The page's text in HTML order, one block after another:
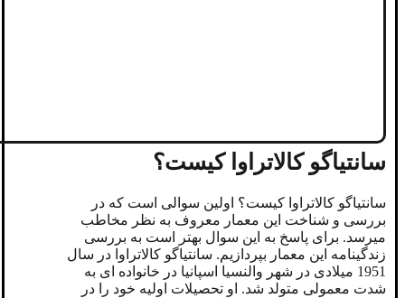
سانتیاگو کالاتراوا کیست؟
سانتیاگو کالاتراوا کیست؟ اولین سوالی است که در
بررسی و شناخت این معمار معروف به نظر مخاطب
میرسد. برای پاسخ به این سوال بهتر است به بررسی
زندگینامه این معمار بپردازیم. سانتیاگو کالاتراوا در سال
1951 میلادی در شهر والنسیا اسپانیا در خانواده ای به
شدت معمولی متولد شد. او تحصیلات اولیه خود را در